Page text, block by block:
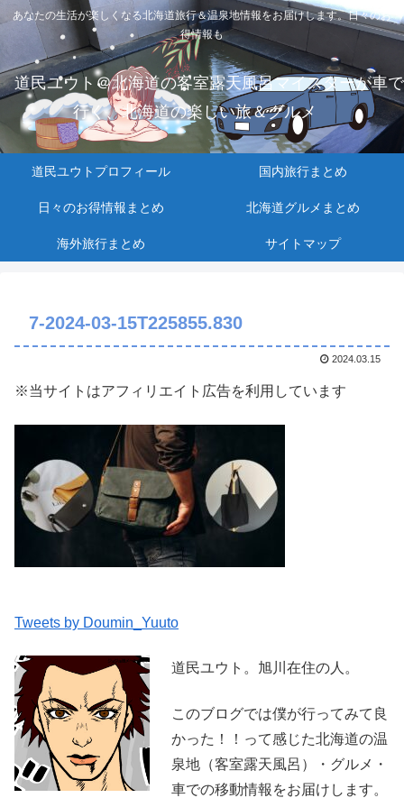
あなたの生活が楽しくなる北海道旅行＆温泉地情報をお届けします。日々のお
得情報も
道民ユウト＠北海道の客室露天風呂マイスターが車で
行く、北海道の楽しい旅＆グルメ
道民ユウトプロフィール 国内旅行まとめ
日々のお得情報まとめ 北海道グルメまとめ
海外旅行まとめ サイトマップ
7-2024-03-15T225855.830
2024.03.15
※当サイトはアフィリエイト広告を利用しています
Tweets by Doumin_Yuuto
道民ユウト。旭川在住の人。
このブログでは僕が行ってみて良
かった！！って感じた北海道の温
泉地（客室露天風呂）・グルメ・
車での移動情報をお届けします。